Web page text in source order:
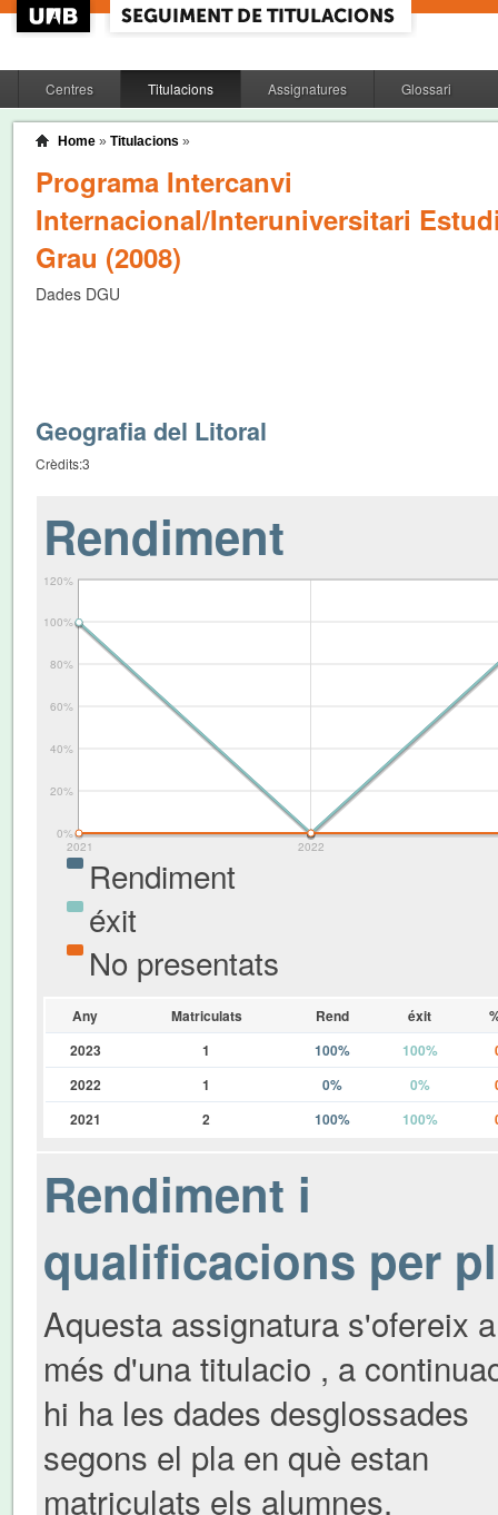
Centres Titulacions Assignatures Glossari
Home » Titulacions »
Programa Intercanvi
Internacional/Interuniversitari
Grau (2008)
Dades DGU
Geografia del Litoral
Crèdits:3
Rendiment
2021 2022
0%
20%
40%
60%
80%
100%
120%
Rendiment
éxit
No presentats
Any Matriculats Rend éxit
2023
1 100% 100%
2022
1 0% 0%
2021
2 100% 100%
Rendiment i
qualificacions per
Aquesta assignatura s'ofereix a
més d'una titulacio , a
hi ha les dades desglossades
segons el pla en què estan
matriculats els alumnes.